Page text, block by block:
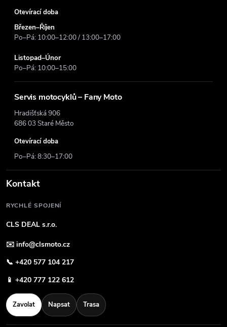
Otevírací doba
Březen–Říjen
Po–Pá: 10:00–12:00 / 13:00–17:00
Listopad–Únor
Po–Pá: 10:00–15:00
Servis motocyklů – Fany Moto
Hradišťská 906
686 03 Staré Město
Otevírací doba
Po–Pá: 8:30–17:00
Kontakt
RYCHLÉ SPOJENÍ
CLS DEAL s.r.o.
✉️ info@clsmoto.cz
📞 +420 577 104 217
📱 +420 777 122 612
Zavolat Napsat Trasa